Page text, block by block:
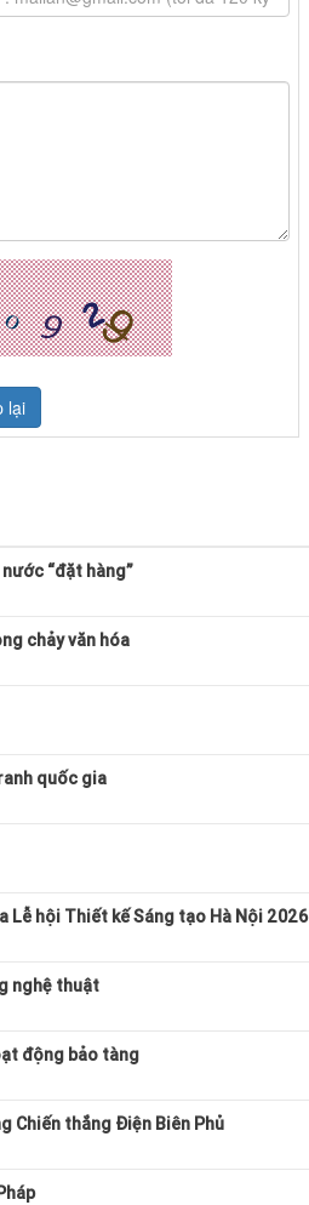
“đặt hàng”
chảy văn hóa
quốc gia
Lễ hội Thiết kế Sáng tạo Hà Nội 2026
nghệ thuật
động bảo tàng
Chiến thắng Điện Biên Phủ